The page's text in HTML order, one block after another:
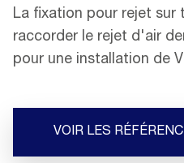
La fixation pour rejet sur
raccorder le rejet d'air
pour une installation de
VOIR LES